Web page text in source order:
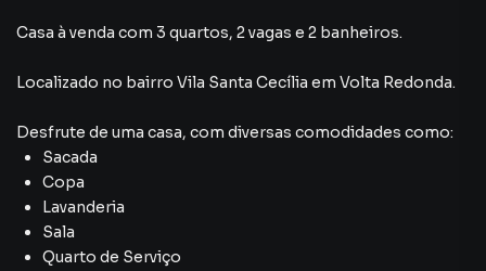
Casa à venda com 3 quartos, 2 vagas e 2 banheiros.
Localizado no bairro Vila Santa Cecília em Volta Redonda.
Desfrute de uma casa, com diversas comodidades como:
Sacada
Copa
Lavanderia
Sala
Quarto de Serviço